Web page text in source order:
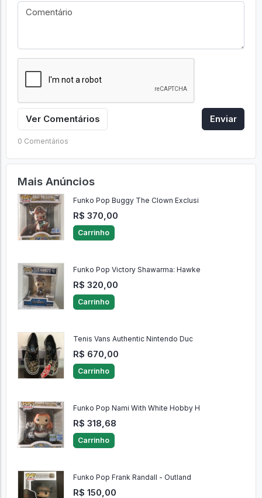
Ver Comentários Enviar
0 Comentários
Mais Anúncios
Funko Pop Buggy The Clown Exclusi
R$ 370,00
Carrinho
Funko Pop Victory Shawarma: Hawke
R$ 320,00
Carrinho
Tenis Vans Authentic Nintendo Duc
R$ 670,00
Carrinho
Funko Pop Nami With White Hobby H
R$ 318,68
Carrinho
Funko Pop Frank Randall - Outland
R$ 150,00